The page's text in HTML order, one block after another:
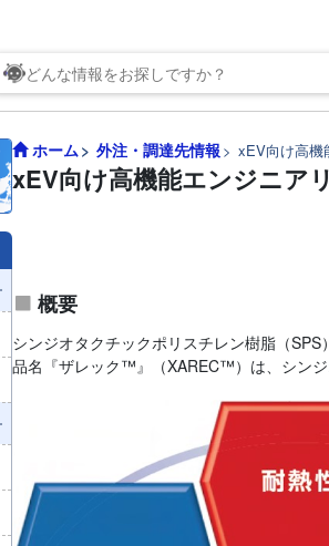
ホーム 外注・調達先情報 xEV向け高機
xEV向け高機能エンジニア
概要
シンジオタクチックポリスチレン樹脂（
品名『ザレック™』（XAREC™）は、シンジ